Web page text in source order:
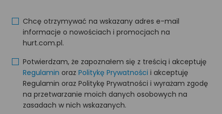
Chcę otrzymywać na wskazany adres e-mail
informacje o nowościach i promocjach na
hurt.com.pl.
Potwierdzam, że zapoznałem się z treścią i akceptuję
Regulamin oraz Politykę Prywatności i akceptuję
Regulamin oraz Politykę Prywatności i wyrażam zgodę
na przetwarzanie moich danych osobowych na
zasadach w nich wskazanych.